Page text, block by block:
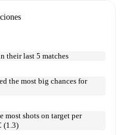
their last 5 matches
the most big chances for
most shots on target per
(1.3)